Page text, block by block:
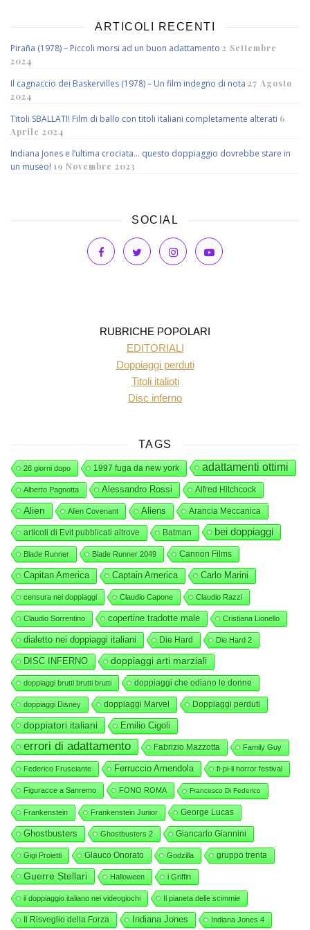
ARTICOLI RECENTI
Piraña (1978) – Piccoli morsi ad un buon adattamento 2 Settembre
2024
Il cagnaccio dei Baskervilles (1978) – Un film indegno di nota 27 Agosto
2024
Titoli SBALLATI! Film di ballo con titoli italiani completamente alterati 6
Aprile 2024
Indiana Jones e l’ultima crociata… questo doppiaggio dovrebbe stare in
un museo! 19 Novembre 2023
SOCIAL
RUBRICHE POPOLARI
EDITORIALI
Doppiaggi perduti
Titoli italioti
Disc inferno
TAGS
28 giorni dopo 1997 fuga da new york adattamenti ottimi
Alberto Pagnotta Alessandro Rossi Alfred Hitchcock
Alien Alien Covenant Aliens Arancia Meccanica
articoli di Evit pubblicati altrove Batman bei doppiaggi
Blade Runner Blade Runner 2049 Cannon Films
Capitan America Captain America Carlo Marini
censura nei doppiaggi Claudio Capone Claudio Razzi
Claudio Sorrentino copertine tradotte male Cristiana Lionello
dialetto nei doppiaggi italiani Die Hard Die Hard 2
DISC INFERNO doppiaggi arti marziali
doppiaggi brutti brutti brutti doppiaggi che odiano le donne
doppiaggi Disney doppiaggi Marvel Doppiaggi perduti
doppiatori italiani Emilio Cigoli
errori di adattamento Fabrizio Mazzotta Family Guy
Federico Frusciante Ferruccio Amendola fi-pi-li horror festival
Figuracce a Sanremo FONO ROMA Francesco Di Federico
Frankenstein Frankenstein Junior George Lucas
Ghostbusters Ghostbusters 2 Giancarlo Giannini
Gigi Proietti Glauco Onorato Godzilla gruppo trenta
Guerre Stellari Halloween i Griffin
il doppiaggio italiano nei videogiochi Il pianeta delle scimmie
Il Risveglio della Forza Indiana Jones Indiana Jones 4